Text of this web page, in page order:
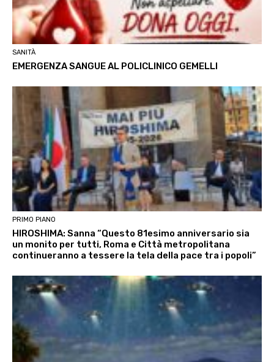
SANITÀ
EMERGENZA SANGUE AL POLICLINICO GEMELLI
PRIMO PIANO
HIROSHIMA: Sanna “Questo 81esimo anniversario sia
un monito per tutti, Roma e Città metropolitana
continueranno a tessere la tela della pace tra i popoli”